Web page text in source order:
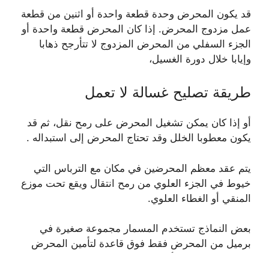
قد يكون المحرض وحدة قطعة واحدة أو اثنين من قطعة
عمل مزدوج المحرض. إذا كان المحرض قطعة واحدة أو
الجزء السفلي من المحرض المزدوج لا تتأرجح ذهابا
وإيابا خلال دورة الغسيل،
طريقة تصليح غسالة لا تعمل
أو إذا كان يمكن تشغيل المحرض على رمح نقل، ثم قد
يكون معطوبا الخلل وقد تحتاج المحرض إلى استبداله .
يتم عقد معظم المحرضين في مكان مع الترباس التي
خيوط في الجزء العلوي من رمح انتقال ويقع تحت موزع
المنقي أو الغطاء العلوي.
بعض النماذج تستخدم المسمار مجموعة صغيرة في
برميل من المحرض فقط فوق قاعدة لتأمين المحرض